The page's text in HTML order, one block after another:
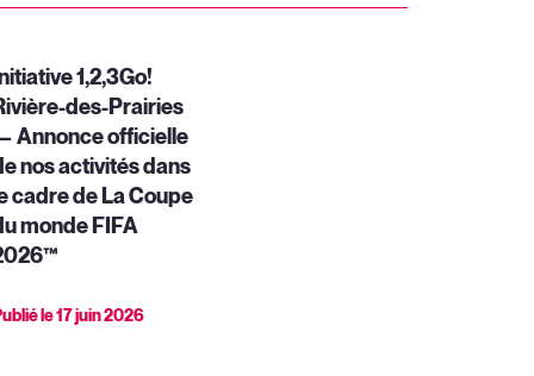
1,2,3Go!
des-Prairies
Annonce officielle
nos activités dans
cadre de La Coupe
monde FIFA
le17 juin 2026